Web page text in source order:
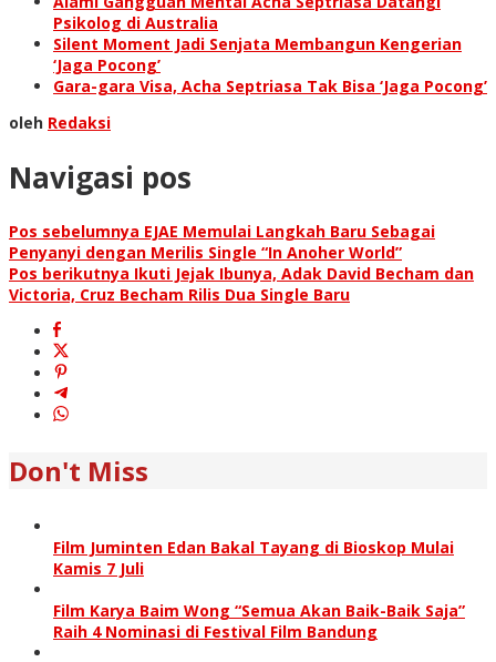
Psikolog di Australia
Silent Moment Jadi Senjata Membangun Kengerian
‘Jaga Pocong’
Gara-gara Visa, Acha Septriasa Tak Bisa ‘Jaga Pocong’
oleh Redaksi
Navigasi pos
Pos sebelumnya EJAE Memulai Langkah Baru Sebagai
Penyanyi dengan Merilis Single “In Anoher World”
Pos berikutnya Ikuti Jejak Ibunya, Adak David Becham dan
Victoria, Cruz Becham Rilis Dua Single Baru
Don't Miss
Film Juminten Edan Bakal Tayang di Bioskop Mulai
Kamis 7 Juli
Film Karya Baim Wong “Semua Akan Baik-Baik Saja”
Raih 4 Nominasi di Festival Film Bandung